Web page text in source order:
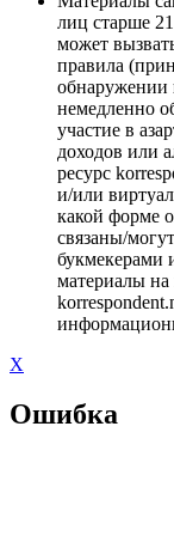
лиц старше
может
правила
обнаружении
немедленно
участие в
доходов или
ресурс
и/или
какой форме
связаны/
букмекерами
материалы
X
Ошибка